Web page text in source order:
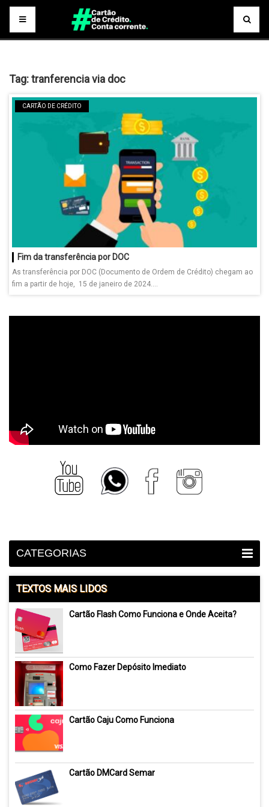
Tag:tranferencia via doc
CARTÃO DE CRÉDITO
Fim da transferência por DOC
As transferência por DOC (Documento de Ordem de Crédito) chegam ao
fim a partir de hoje, 15 de janeiro de 2024....
CATEGORIAS
TEXTOS MAIS LIDOS
Cartão Flash Como Funciona e Onde Aceita?
Como Fazer Depósito Imediato
Cartão Caju Como Funciona
Cartão DMCard Semar